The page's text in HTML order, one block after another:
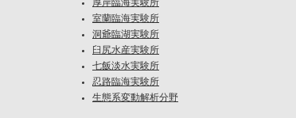
厚岸臨海実験所
室蘭臨海実験所
洞爺臨湖実験所
臼尻水産実験所
七飯淡水実験所
忍路臨海実験所
生態系変動解析分野